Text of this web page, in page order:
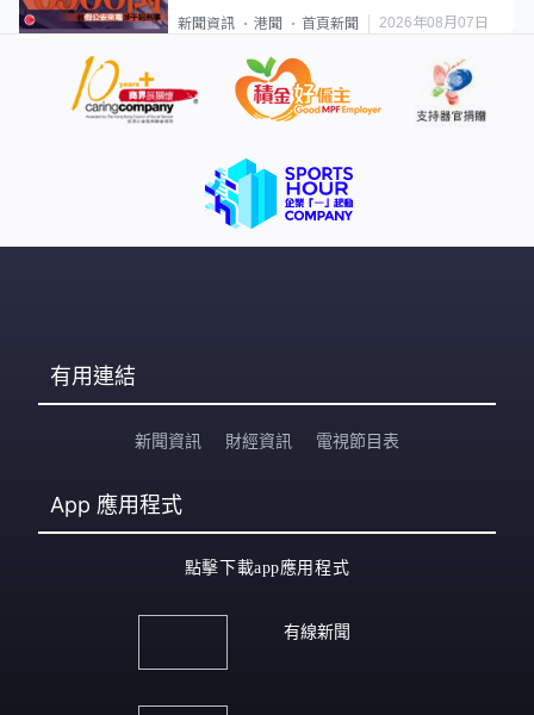
新聞資訊 港聞 首頁新聞 2026年08月07日
有用連結
新聞資訊 財經資訊 電視節目表
App 應用程式
點擊下載app應用程式
有線新聞